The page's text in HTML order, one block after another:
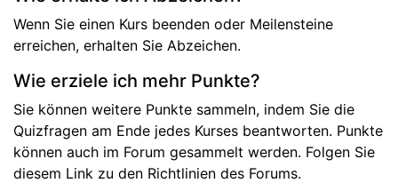
Wenn Sie einen Kurs beenden oder Meilensteine
erreichen, erhalten Sie Abzeichen.
Wie erziele ich mehr Punkte?
Sie können weitere Punkte sammeln, indem Sie die
Quizfragen am Ende jedes Kurses beantworten. Punkte
können auch im Forum gesammelt werden. Folgen Sie
diesem Link zu den Richtlinien des Forums.